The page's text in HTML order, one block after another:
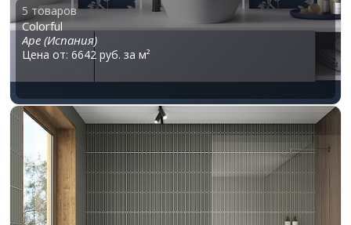
5 товаров
Colorful
Ape (Испания)
Цена от: 6642 руб. за м²